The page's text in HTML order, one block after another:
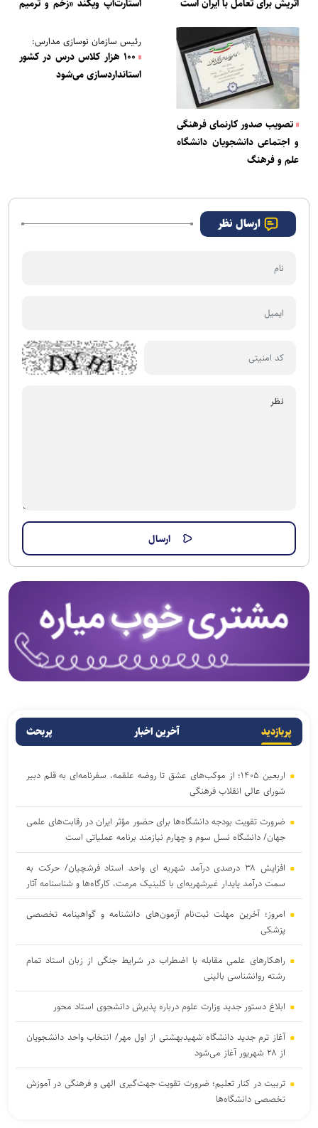
اتریش برای تعامل با ایران است
استارت‌آپ ویکند «زخم و ترمیم
تصویب صدور کارنمای فرهنگی
و اجتماعی دانشجویان دانشگاه
علم و فرهنگ
رئیس سازمان نوسازی مدارس:
۱۰۰ هزار کلاس درس در کشور
استانداردسازی می‌شود
ارسال نظر
پربازدید آخرین اخبار پربحث
اربعین ۱۴۰۵؛ از موکب‌های عشق تا روضه علقمه، سفرنامه‌ای به قلم دبیر
شورای عالی انقلاب فرهنگی
ضرورت تقویت بودجه دانشگاه‌ها برای حضور مؤثر ایران در رقابت‌های علمی
جهان/ دانشگاه نسل سوم و چهارم نیازمند برنامه عملیاتی است
افزایش ۳۸ درصدی درآمد شهریه ای واحد استاد فرشچیان/ حرکت به
سمت درآمد پایدار غیرشهریه‌ای با کلینیک مرمت، کارگاه‌ها و شناسنامه آثار
امروز؛ آخرین مهلت ثبت‌نام آزمون‌های دانشنامه و گواهینامه تخصصی
پزشکی
راهکارهای علمی مقابله با اضطراب در شرایط جنگی از زبان استاد تمام
رشته روانشناسی بالینی
ابلاغ دستور جدید وزارت علوم درباره پذیرش دانشجوی استاد محور
آغاز ترم جدید دانشگاه شهیدبهشتی از اول مهر/ انتخاب واحد دانشجویان
از ۲۸ شهریور آغاز می‌شود
تربیت در کنار تعلیم؛ ضرورت تقویت جهت‌گیری الهی و فرهنگی در آموزش
تخصصی دانشگاه‌ها